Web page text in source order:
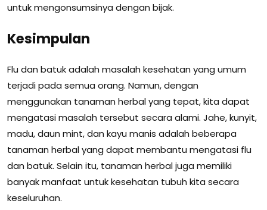
untuk mengonsumsinya dengan bijak.
Kesimpulan
Flu dan batuk adalah masalah kesehatan yang umum
terjadi pada semua orang. Namun, dengan
menggunakan tanaman herbal yang tepat, kita dapat
mengatasi masalah tersebut secara alami. Jahe, kunyit,
madu, daun mint, dan kayu manis adalah beberapa
tanaman herbal yang dapat membantu mengatasi flu
dan batuk. Selain itu, tanaman herbal juga memiliki
banyak manfaat untuk kesehatan tubuh kita secara
keseluruhan.